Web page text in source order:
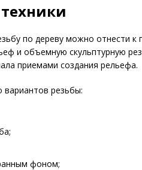
по дереву можно отнести к
и объемную скульптурную
приемами создания рельефа.
вариантов резьбы:
фоном;